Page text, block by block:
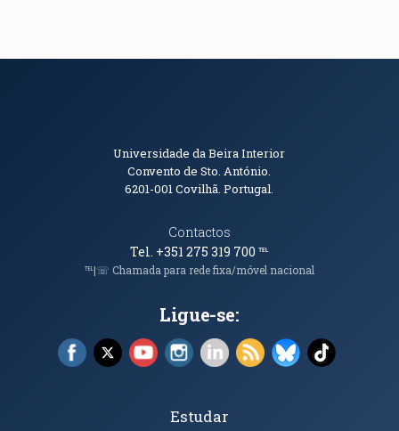
Informações de Contacto
Universidade da Beira Interior
Convento de Sto. António.
6201-001Covilhã. Portugal.
Contactos
Tel. +351 275 319 700℡
℡|☏ Chamada para rede fixa/móvel nacional
Ligue-se:
Facebook (abre em nova janela)
X (abre em nova janela)
YouTube (abre em nova janela)
Instagram (abre em nova janela)
LinkedIn (abre em nova
RSS (abre em nova
Bluesky (abre
TikTok
Tópicos Principais
Estudar